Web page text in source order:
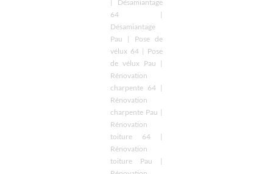
| Désamiantage
64|
Désamiantage
Pau | Pose de
vélux 64| Pose
de vélux Pau |
Rénovation
charpente 64 |
Rénovation
charpente Pau |
Rénovation
toiture 64 |
Rénovation
toiture Pau |